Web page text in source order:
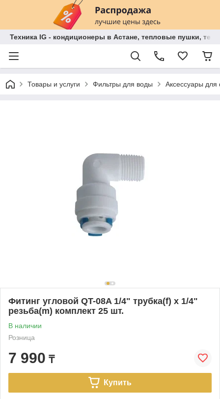
Техника IG - кондиционеры в Астане, тепловые пушки,
Товары и услуги Фильтры для воды Аксессуары для
Фитинг угловой QT-08A 1/4" трубка(f) x 1/4"
резьба(m) комплект 25 шт.
В наличии
Розница
7 990 ₸
Купить